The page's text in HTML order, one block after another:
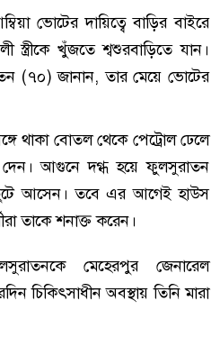
ভোটের দায়িত্বে বাড়ির বাইরে
খুঁজতে শ্বশুরবাড়িতে যান।
(৭০) জানান, তার মেয়ে ভোটের
থাকা বোতল থেকে পেট্রোল ঢেলে
আগুনে দগ্ধ হয়ে ফুলসুরাতন
ছুটে আসেন। তবে এর আগেই হাউস
তাকে শনাক্ত করেন।
মেহেরপুর জেনারেল
চিকিৎসাধীন অবস্থায় তিনি মারা